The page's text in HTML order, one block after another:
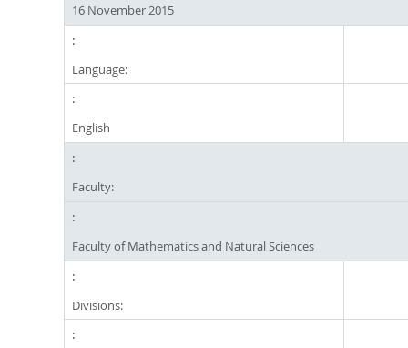
16 November 2015
Language:
English
Faculty:
Faculty of Mathematics and Natural Sciences
Divisions: